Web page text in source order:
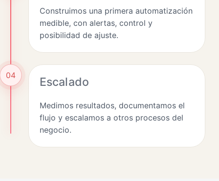
Construimos una primera automatización
medible, con alertas, control y
posibilidad de ajuste.
04 Escalado
Medimos resultados, documentamos el
flujo y escalamos a otros procesos del
negocio.